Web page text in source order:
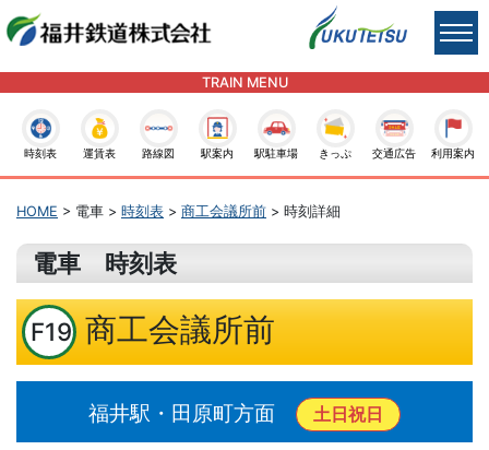
TRAIN MENU
時刻表 運賃表 路線図 駅案内 駅駐車場 きっぷ 交通広告 利用案内
HOME > 電車 > 時刻表 > 商工会議所前 > 時刻詳細
電車 時刻表
F19商工会議所前
福井駅・田原町方面 土日祝日